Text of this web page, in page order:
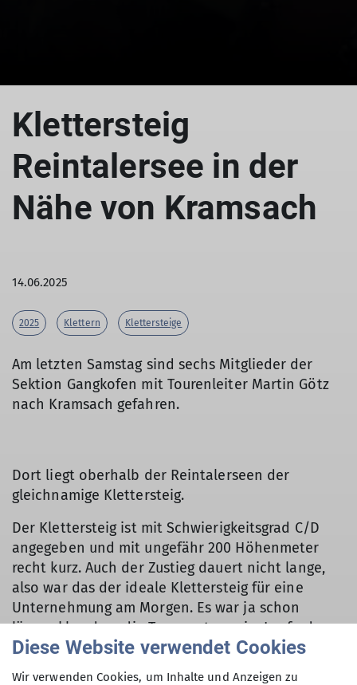
Klettersteig
Reintalersee in der
Nähe von Kramsach
14.06.2025
2025 Klettern Klettersteige
Am letzten Samstag sind sechs Mitglieder der
Sektion Gangkofen mit Tourenleiter Martin Götz
nach Kramsach gefahren.
Dort liegt oberhalb der Reintalerseen der
gleichnamige Klettersteig.
Der Klettersteig ist mit Schwierigkeitsgrad C/D
angegeben und mit ungefähr 200 Höhenmeter
recht kurz. Auch der Zustieg dauert nicht lange,
also war das der ideale Klettersteig für eine
Unternehmung am Morgen. Es war ja schon
länger klar, dass die Temperaturen im Laufe des
Tages auf über 30 °C steigen und am Nachmittag
Gewitter kommen können.
Diese Website verwendet Cookies
Wir verwenden Cookies, um Inhalte und Anzeigen zu